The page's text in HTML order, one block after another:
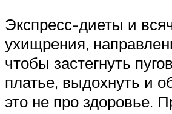
Экспресс-диеты и
ухищрения,
чтобы застегнуть
платье, выдохнуть и
это не про здоровье.